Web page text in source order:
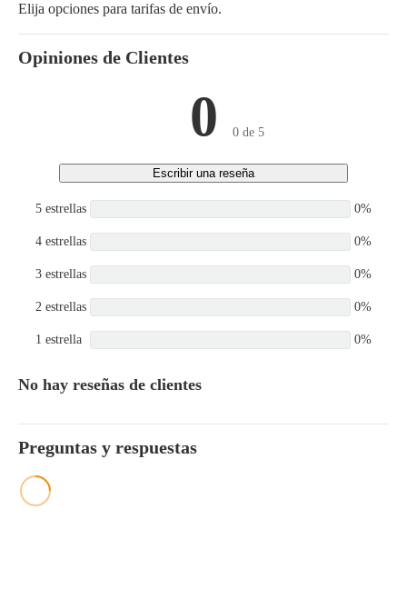
Elija opciones para tarifas de envío.
Opiniones de Clientes
0 0 de 5
Escribir una reseña
5 estrellas 0%
4 estrellas 0%
3 estrellas 0%
2 estrellas 0%
1 estrella 0%
No hay reseñas de clientes
Preguntas y respuestas